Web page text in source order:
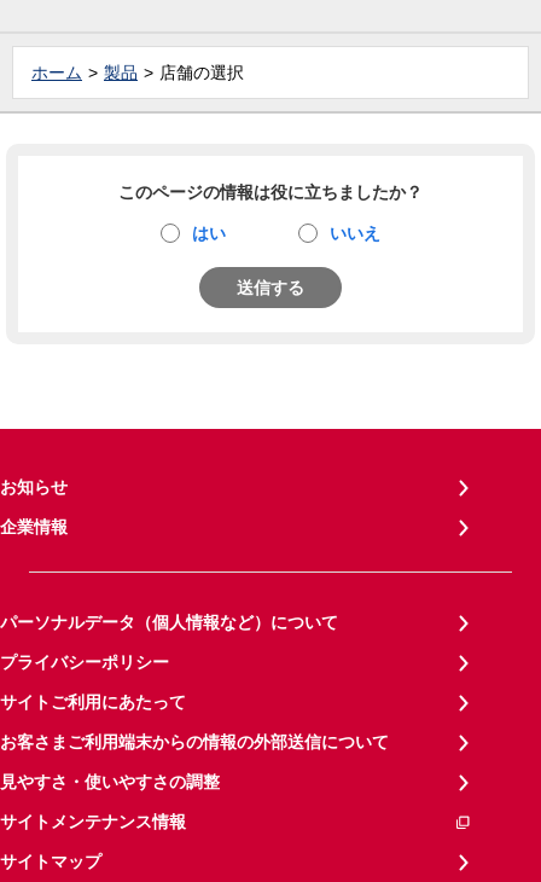
ホーム 製品 店舗の選択
このページの情報は役に立ちましたか？
はい いいえ
送信する
お知らせ
企業情報
パーソナルデータ（個人情報など）について
プライバシーポリシー
サイトご利用にあたって
お客さまご利用端末からの情報の外部送信について
見やすさ・使いやすさの調整
サイトメンテナンス情報
サイトマップ